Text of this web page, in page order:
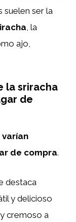
suelen ser la
, la
ajo,
la sriracha
de
varían
de compra.
destaca
y delicioso
cremoso a